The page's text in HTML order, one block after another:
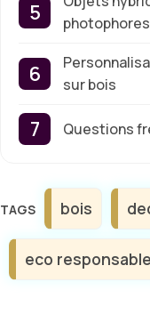
sur bois
Questions
Étiquettes
bois
eco responsable